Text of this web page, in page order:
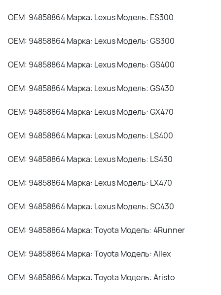
OEM: 94858864 Марка: Lexus Модель: ES300
OEM: 94858864 Марка: Lexus Модель: GS300
OEM: 94858864 Марка: Lexus Модель: GS400
OEM: 94858864 Марка: Lexus Модель: GS430
OEM: 94858864 Марка: Lexus Модель: GX470
OEM: 94858864 Марка: Lexus Модель: LS400
OEM: 94858864 Марка: Lexus Модель: LS430
OEM: 94858864 Марка: Lexus Модель: LX470
OEM: 94858864 Марка: Lexus Модель: SC430
OEM: 94858864 Марка: Toyota Модель: 4Runner
OEM: 94858864 Марка: Toyota Модель: Allex
OEM: 94858864 Марка: Toyota Модель: Aristo